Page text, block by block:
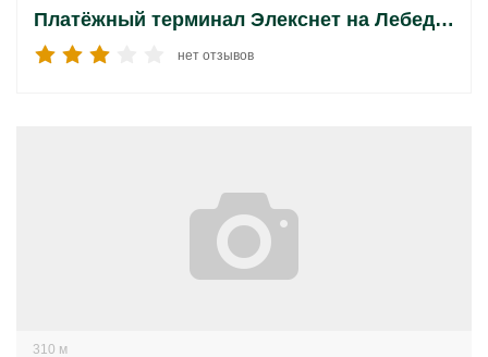
Платёжный терминал Элекснет на Лебедянской улице
нет отзывов
310 м